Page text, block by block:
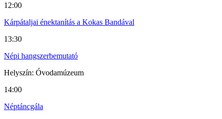
12:00
Kárpátaljai énektanítás a Kokas Bandával
13:30
Népi hangszerbemutató
Helyszín: Óvodamúzeum
14:00
Néptáncgála